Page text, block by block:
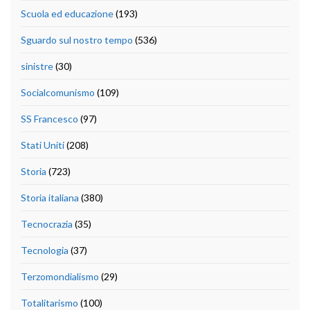
Scuola ed educazione(193)
Sguardo sul nostro tempo (536)
sinistre(30)
Socialcomunismo (109)
SS Francesco (97)
Stati Uniti(208)
Storia (723)
Storia italiana (380)
Tecnocrazia (35)
Tecnologia (37)
Terzomondialismo (29)
Totalitarismo (100)